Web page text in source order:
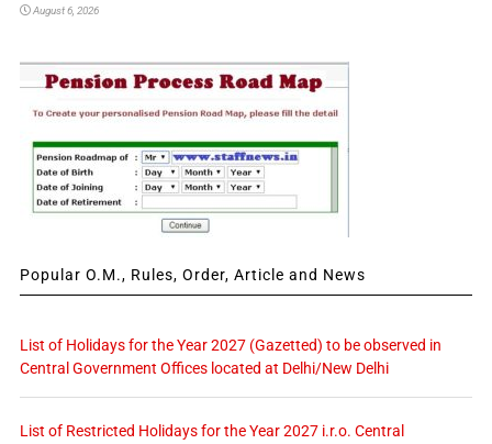
August 6, 2026
Popular O.M., Rules, Order, Article and News
List of Holidays for the Year 2027 (Gazetted) to be observed in
Central Government Offices located at Delhi/New Delhi
List of Restricted Holidays for the Year 2027 i.r.o. Central